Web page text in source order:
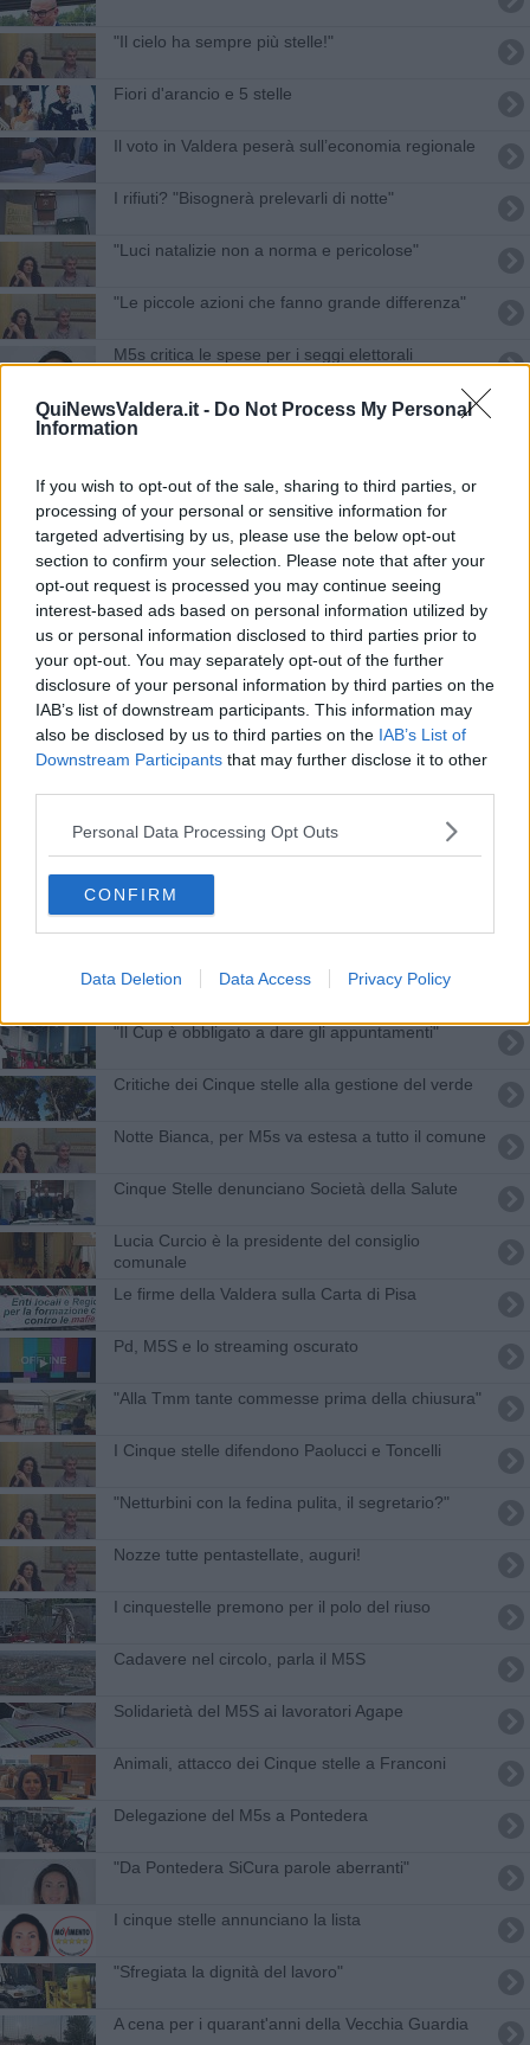
QuiNewsValdera.it - Do Not Process My Personal
Information
If you wish to opt-out of the sale, sharing to third parties, or
processing of your personal or sensitive information for
targeted advertising by us, please use the below opt-out
section to confirm your selection. Please note that after your
opt-out request is processed you may continue seeing
interest-based ads based on personal information utilized by
us or personal information disclosed to third parties prior to
your opt-out. You may separately opt-out of the further
disclosure of your personal information by third parties on the
IAB’s list of downstream participants. This information may
also be disclosed by us to third parties on the IAB’s List of
Downstream Participants that may further disclose it to other
Personal Data Processing Opt Outs
CONFIRM
Data Deletion Data Access Privacy Policy
"Il cielo ha sempre più stelle!"
​Fiori d'arancio e 5 stelle
Il voto in Valdera peserà sull’economia regionale
I rifiuti? "Bisognerà prelevarli di notte"
"Luci natalizie non a norma e pericolose"
"Le piccole azioni che fanno grande differenza"
M5s critica le spese per i seggi elettorali
I nuovi consigli comunali della Valdera
Ttip Valdera, è operativo il comitato
I Cinque stelle contro il Pd e Tognetti
Ombre sulle luci di via Dante
​“Passeggiata legalità, non solo propaganda”
"Quella raccolta firme è intrisa di razzismo"
"Lunga vita al battello fluviale"
Il dibattito sulla cultura interessa anche ai 5s
"La cooperativa Agape ascolti i lavoratori"
Sgambatoio a pagamento, cinquestelle perplessi
"Il Cup è obbligato a dare gli appuntamenti"
Critiche dei Cinque stelle alla gestione del verde
Notte Bianca, per M5s va estesa a tutto il comune
​Cinque Stelle denunciano Società della Salute
Lucia Curcio è la presidente del consiglio
comunale
​Le firme della Valdera sulla Carta di Pisa
Pd, M5S e lo streaming oscurato
"Alla Tmm tante commesse prima della chiusura"
I Cinque stelle difendono Paolucci e Toncelli
"Netturbini con la fedina pulita, il segretario?"
Nozze tutte pentastellate, auguri!
I cinquestelle premono per il polo del riuso
Cadavere nel circolo, parla il M5S
Solidarietà del M5S ai lavoratori Agape
Animali, attacco dei Cinque stelle a Franconi
​Delegazione del M5s a Pontedera
"Da Pontedera SiCura parole aberranti"
I cinque stelle annunciano la lista
"Sfregiata la dignità del lavoro"
A cena per i quarant'anni della Vecchia Guardia